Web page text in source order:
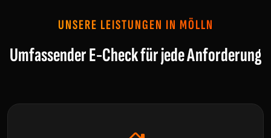
UNSERE LEISTUNGEN IN MÖLLN
Umfassender E-Check für jede Anforderung